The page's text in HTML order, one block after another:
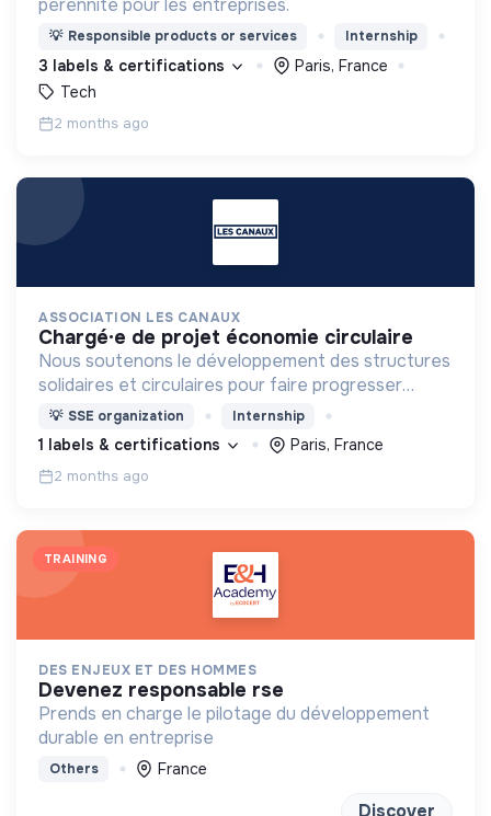
pérennité pour les entreprises.
💡 Responsible products or services Internship
3 labels & certifications
Paris, France
Tech
2 months ago
ASSOCIATION LES CANAUX
chargé·e de projet économie circulaire
Nous soutenons le développement des structures
solidaires et circulaires pour faire progresser
l’économie engagée en favorisant la coopération
entre les entreprises innovantes et les acteurs
locaux.
💡 SSE organization Internship
1 labels & certifications Paris, France
2 months ago
TRAINING
DES ENJEUX ET DES HOMMES
devenez responsable rse
Prends en charge le pilotage du développement
durable en entreprise
Others France
Discover